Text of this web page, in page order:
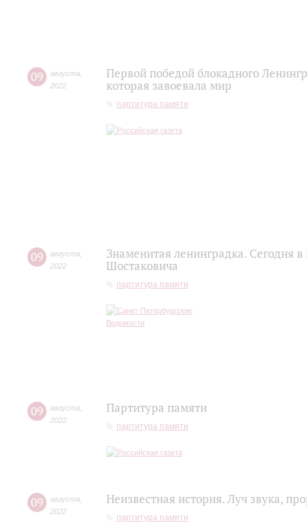
09 августа
2022
Первой победой блокадного
которая завоевала мир
партитура памяти
09 августа
2022
Знаменитая ленинградка. Сегодня
Шостаковича
партитура памяти
09 августа
2022
Партитура памяти
партитура памяти
09 августа
2022
Неизвестная история. Луч звука,
партитура памяти